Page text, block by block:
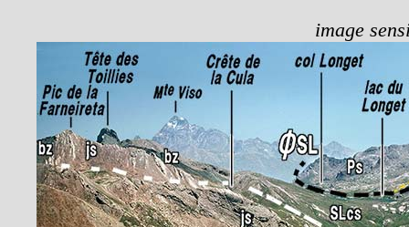
image